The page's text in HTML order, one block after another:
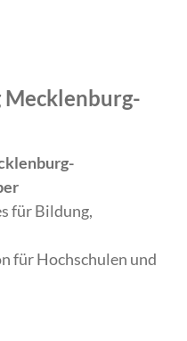
Mecklenburg-
für Bildung,
für Hochschulen und